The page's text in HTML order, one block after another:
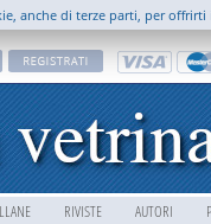
RIVISTE AUTORI
anche di terze parti, per